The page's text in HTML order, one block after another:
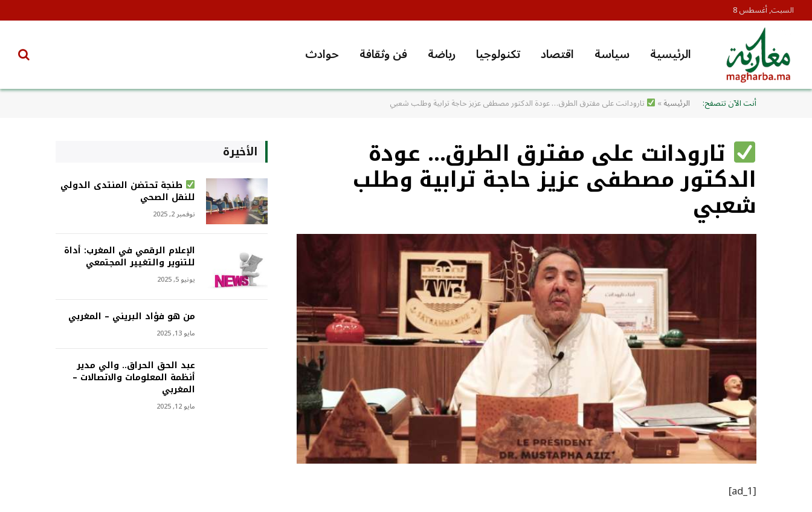
السبت, أغسطس 8
الرئيسية سياسة اقتصاد تكنولوجيا رياضة فن وثقافة حوادث
أنت الآن تتصفح: الرئيسية» تارودانت على مفترق الطرق… عودة الدكتور مصطفى عزيز حاجة ترابية وطلب شعبي
تارودانت على مفترق الطرق… عودة
الدكتور مصطفى عزيز حاجة ترابية وطلب
شعبي
[ad_1]
الأخيرة
طنجة تحتضن المنتدى الدولي
للنقل الصحي
نوفمبر 2, 2025
الإعلام الرقمي في المغرب: أداة
للتنوير والتغيير المجتمعي
يونيو 5, 2025
من هو فؤاد البريني – المغربي
مايو 13, 2025
عبد الحق الحراق.. والي مدير
أنظمة المعلومات والاتصالات –
المغربي
مايو 12, 2025